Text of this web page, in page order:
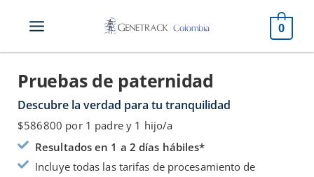
0
Pruebas de paternidad
Descubre la verdad para tu tranquilidad
$586800 por 1 padre y 1 hijo/a
Resultados en 1 a 2 días hábiles*
Incluye todas las tarifas de procesamiento de